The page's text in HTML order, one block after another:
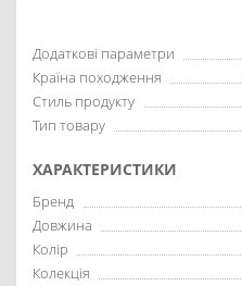
Додаткові параметри
Країна походження
Стиль продукту
Тип товару
ХАРАКТЕРИСТИКИ
Бренд
Довжина
Колір
Колекція